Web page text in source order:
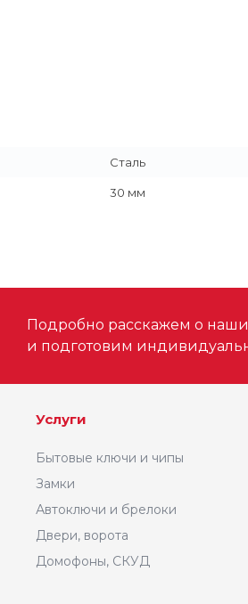
Сталь
30 мм
Подробно расскажем о
и подготовим
Услуги
Бытовые ключи и чипы
Замки
Автоключи и брелоки
Двери, ворота
Домофоны, СКУД